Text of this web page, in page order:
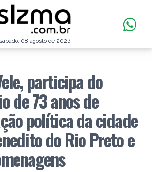
sábado, 08 agosto de 2026
participa do
de 73 anos de
política da cidade
do Rio Preto e